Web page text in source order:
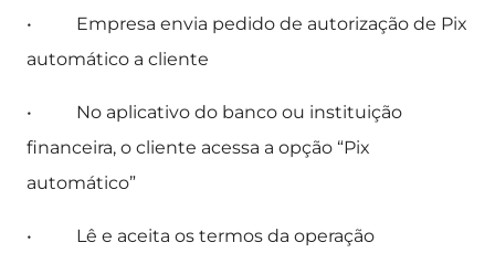
• Empresa envia pedido de autorização de Pix
automático a cliente
• No aplicativo do banco ou instituição
financeira, o cliente acessa a opção “Pix
automático”
• Lê e aceita os termos da operação